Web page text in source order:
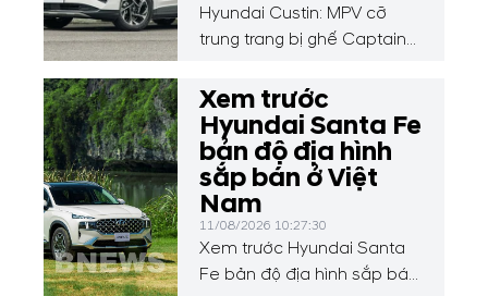
Hyundai Custin: MPV cỡ
trung trang bị ghế Captain
triệu đồng
Xem trước
Hyundai Santa Fe
bản độ địa hình
sắp bán ở Việt
Nam
11/08/2026 10:27:30
Xem trước Hyundai Santa
Fe bản độ địa hình sắp bán